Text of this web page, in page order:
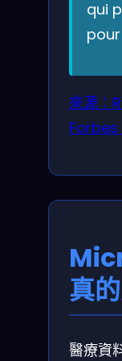
qui
來源：
真
醫療資